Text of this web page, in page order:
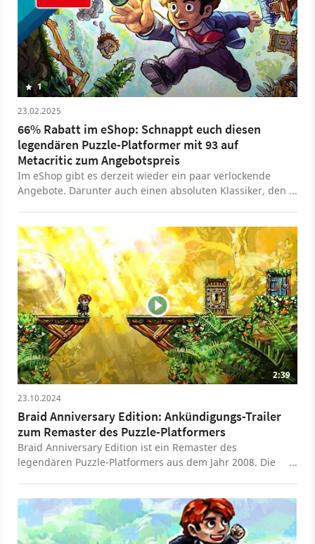
1
23.02.2025
66% Rabatt im eShop: Schnappt euch diesen
legendären Puzzle-Platformer mit 93 auf
Metacritic zum Angebotspreis
Im eShop gibt es derzeit wieder ein paar verlockende
Angebote. Darunter auch einen absoluten Klassiker, den
2:39
23.10.2024
Braid Anniversary Edition: Ankündigungs-Trailer
zum Remaster des Puzzle-Platformers
Braid Anniversary Edition ist ein Remaster des
legendären Puzzle-Platformers aus dem Jahr 2008. Die
Audiokommentaren auf. Braid Anniversary Edition ist im
Jahr 2024 für PS5, Xbox Series X/S, PS4, Xbox One,
Nintendo Switch, PC und Mobile erschienen.